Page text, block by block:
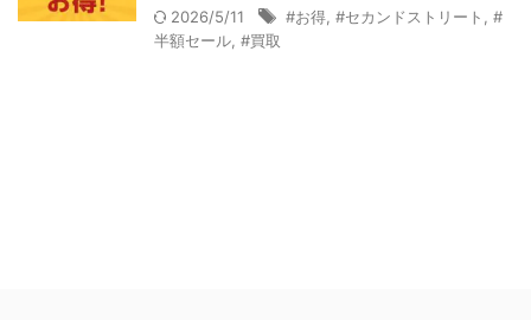
2026/5/11 #お得 #セカンドストリート
#
半額セール #買取